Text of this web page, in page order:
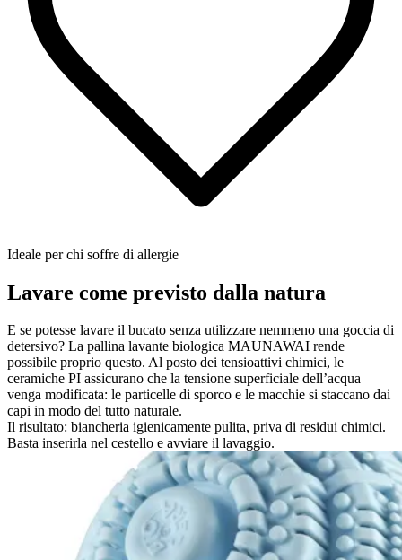
Ideale per chi soffre di allergie
Lavare come previsto dalla natura
E se potesse lavare il bucato senza utilizzare nemmeno una goccia di
detersivo? La pallina lavante biologica MAUNAWAI rende
possibile proprio questo. Al posto dei tensioattivi chimici, le
ceramiche PI assicurano che la tensione superficiale dell’acqua
venga modificata: le particelle di sporco e le macchie si staccano dai
capi in modo del tutto naturale.
Il risultato: biancheria igienicamente pulita, priva di residui chimici.
Basta inserirla nel cestello e avviare il lavaggio.